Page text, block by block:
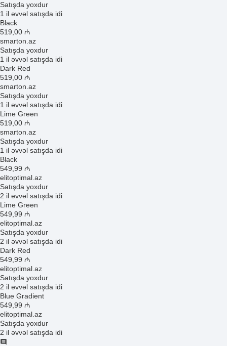
Satışda yoxdur
1 il əvvəl satışda idi
Black
519 ,00 ₼
smarton.az
Satışda yoxdur
1 il əvvəl satışda idi
Dark Red
519 ,00 ₼
smarton.az
Satışda yoxdur
1 il əvvəl satışda idi
Lime Green
519 ,00 ₼
smarton.az
Satışda yoxdur
1 il əvvəl satışda idi
Black
549 ,99 ₼
elitoptimal.az
Satışda yoxdur
2 il əvvəl satışda idi
Lime Green
549 ,99 ₼
elitoptimal.az
Satışda yoxdur
2 il əvvəl satışda idi
Dark Red
549 ,99 ₼
elitoptimal.az
Satışda yoxdur
2 il əvvəl satışda idi
Blue Gradient
549 ,99 ₼
elitoptimal.az
Satışda yoxdur
2 il əvvəl satışda idi